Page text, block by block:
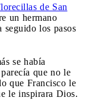
de San
un hermano
los pasos
se había
que no le
que Francisco le
le inspirara Dios.